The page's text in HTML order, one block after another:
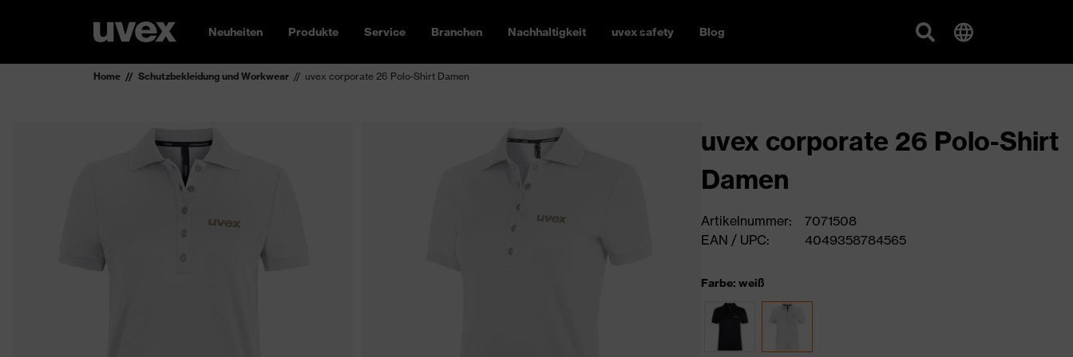
Neuheiten Produkte Service Branchen Nachhaltigkeit uvex safety Blog
Home Schutzbekleidung und Workwear uvex corporate 26 Polo-Shirt Damen
uvex corporate 26 Polo-Shirt
Damen
Artikelnummer:
7071508
EAN / UPC:
4049358784565
Farbe: weiß